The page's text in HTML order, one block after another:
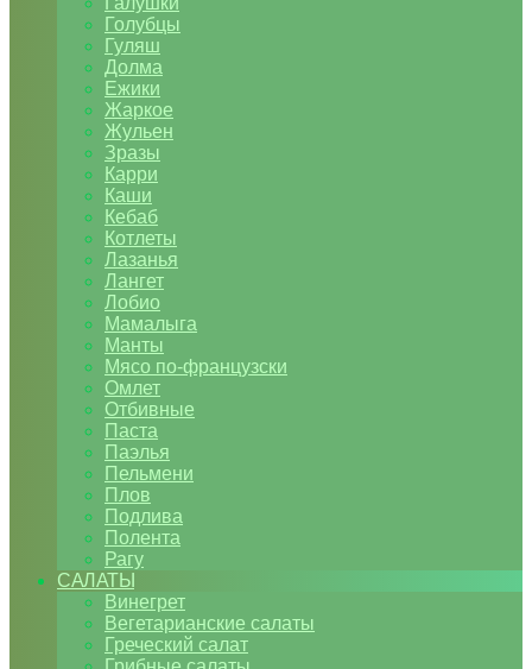
Голубцы
Гуляш
Долма
Ежики
Жаркое
Жульен
Зразы
Карри
Каши
Кебаб
Котлеты
Лазанья
Лангет
Лобио
Мамалыга
Манты
Мясо по-французски
Омлет
Отбивные
Паста
Паэлья
Пельмени
Плов
Подлива
Полента
Рагу
САЛАТЫ
Винегрет
Вегетарианские салаты
Греческий салат